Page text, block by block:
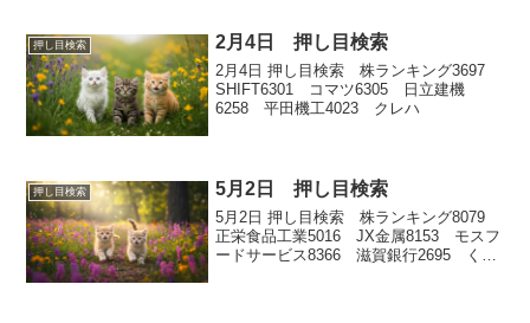
押し目検索 2月4日 押し目検索
2月4日 押し目検索 株ランキング3697
SHIFT6301 コマツ6305 日立建機
6258 平田機工4023 クレハ
押し目検索 5月2日 押し目検索
5月2日 押し目検索 株ランキング8079
正栄食品工業5016 JX金属8153 モスフ
ードサービス8366 滋賀銀行2695 くら